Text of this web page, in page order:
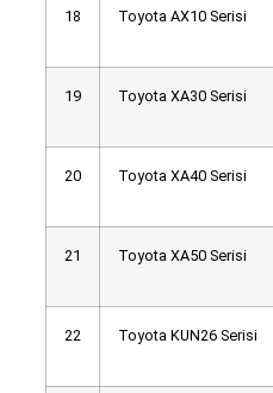
18 Toyota AX10 Serisi
19 Toyota XA30 Serisi
20 Toyota XA40 Serisi
21 Toyota XA50 Serisi
22 Toyota KUN26 Serisi